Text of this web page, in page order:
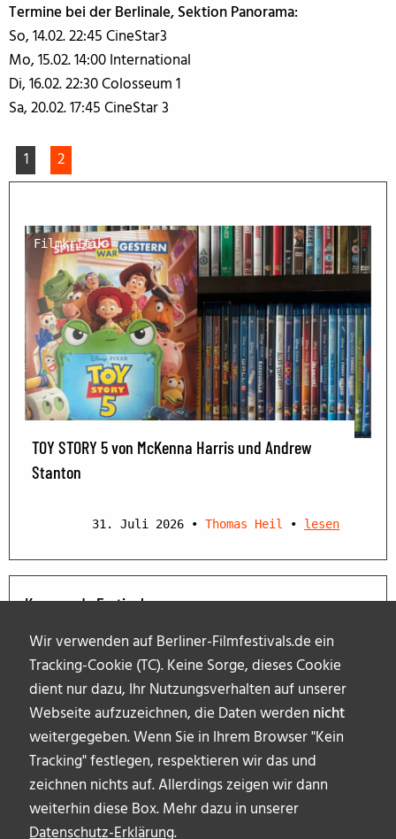
Wir verwenden auf Berliner-Filmfestivals.de ein
Tracking-Cookie (TC). Keine Sorge, dieses Cookie
dient nur dazu, Ihr Nutzungsverhalten auf unserer
Webseite aufzuzeichnen, die Daten werden nicht
weitergegeben. Wenn Sie in Ihrem Browser "Kein
Tracking" festlegen, respektieren wir das und
zeichnen nichts auf. Allerdings zeigen wir dann
weiterhin diese Box. Mehr dazu in unserer
Datenschutz-Erklärung.
Termine bei der Berlinale, Sektion Panorama:
So, 14.02. 22:45 CineStar3
Mo, 15.02. 14:00 International
Di, 16.02. 22:30 Colosseum 1
Sa, 20.02. 17:45 CineStar 3
1 2
Filmkritik
TOY STORY 5 von McKenna Harris und Andrew
Stanton
31. Juli 2026 • Thomas Heil • lesen
Kommende Festivals